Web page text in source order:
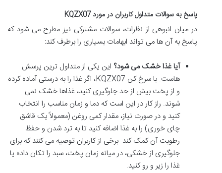
پاسخ به سوالات متداول کاربران در مورد KQZX07
در میان انبوهی از نظرات، سوالات مشترکی نیز مطرح می شود که
پاسخ به آن ها می تواند ابهامات بسیاری را برطرف کند:
آیا غذا خشک می شود؟ این یکی از متداول ترین پرسش
هاست. با سرخ کن KQZX07، اگر غذا را به درستی آماده کرده
و از پخت بیش از حد جلوگیری کنید، غذاها خشک نمی
شوند. راز کار در این است که دما و زمان مناسب را انتخاب
کنید و در صورت نیاز، مقدار کمی روغن (معمولاً یک قاشق
چای خوری) را به غذا اضافه کنید تا به ترد شدن و حفظ
رطوبت آن کمک کند. برخی از کاربران توصیه می کنند که برای
جلوگیری از خشکی، در میانه زمان پخت، سبد را تکان داده یا
غذا را زیر و رو کنید.